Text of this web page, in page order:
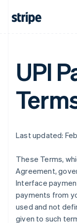
UPI
Last updated:
These Terms,
Agreement,
Interface
payments from
used and not
given to such